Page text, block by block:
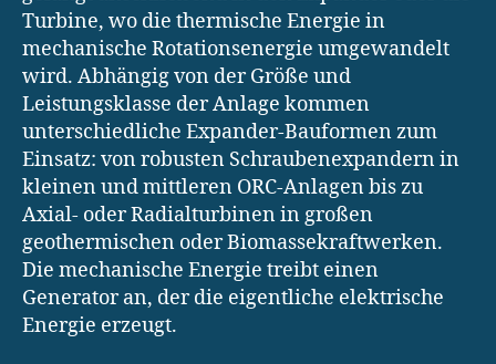
Turbine, wo die thermische Energie in
mechanische Rotationsenergie umgewandelt
wird. Abhängig von der Größe und
Leistungsklasse der Anlage kommen
unterschiedliche Expander-Bauformen zum
Einsatz: von robusten Schraubenexpandern in
kleinen und mittleren ORC-Anlagen bis zu
Axial- oder Radialturbinen in großen
geothermischen oder Biomassekraftwerken.
Die mechanische Energie treibt einen
Generator an, der die eigentliche elektrische
Energie erzeugt.